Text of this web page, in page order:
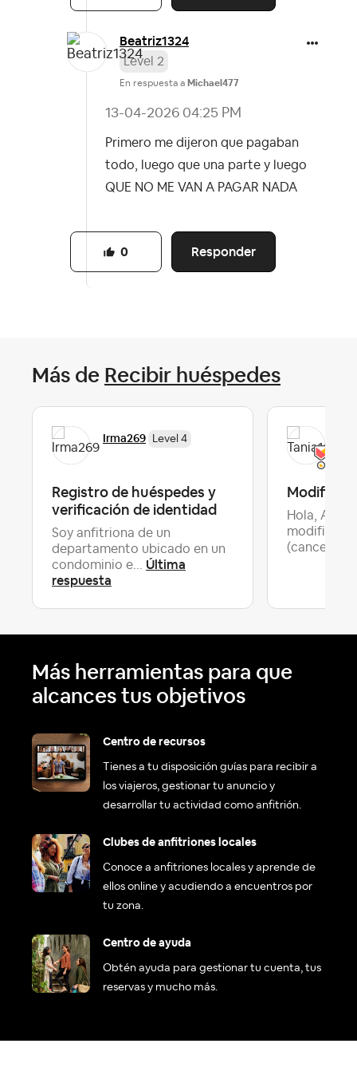
Beatriz1324
Level 2
En respuesta a Michael477
‎13-04-2026 04:25 PM
Primero me dijeron que pagaban
todo, luego que una parte y luego
QUE NO ME VAN A PAGAR NADA
Responder
0
Más de Recibir huéspedes
Irma269 Level 4
Registro de huéspedes y
verificación de identidad
Soy anfitriona de un
departamento ubicado en un
condominio e... Última
respuesta
Hola,
(cance...
Más herramientas para que
alcances tus objetivos
Centro de recursos
Tienes a tu disposición guías para recibir a
los viajeros, gestionar tu anuncio y
desarrollar tu actividad como anfitrión.
Clubes de anfitriones locales
Conoce a anfitriones locales y aprende de
ellos online y acudiendo a encuentros por
tu zona.
Centro de ayuda
Obtén ayuda para gestionar tu cuenta, tus
reservas y mucho más.